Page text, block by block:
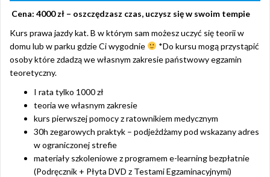
Cena: 4000 zł – oszczędzasz czas, uczysz się w swoim tempie
Kurs prawa jazdy kat. B w którym sam możesz uczyć się teorii w
domu lub w parku gdzie Ci wygodnie
*Do kursu mogą przystąpić
osoby które zdadzą we własnym zakresie państwowy egzamin
teoretyczny.
I rata tylko 1000 zł
teoria we własnym zakresie
kurs pierwszej pomocy z ratownikiem medycznym
30h zegarowych praktyk – podjeżdżamy pod wskazany adres
w ograniczonej strefie
materiały szkoleniowe z programem e-learning bezpłatnie
(Podręcznik + Płyta DVD z Testami Egzaminacyjnymi)